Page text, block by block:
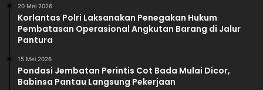
20 Mei 2026
Korlantas Polri Laksanakan Penegakan Hukum
Pembatasan Operasional Angkutan Barang di Jalur
Pantura
15 Mei 2026
Pondasi Jembatan Perintis Cot Bada Mulai Dicor,
Babinsa Pantau Langsung Pekerjaan